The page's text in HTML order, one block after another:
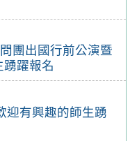
團出國行前公演暨
躍報名
迎有興趣的師生踴